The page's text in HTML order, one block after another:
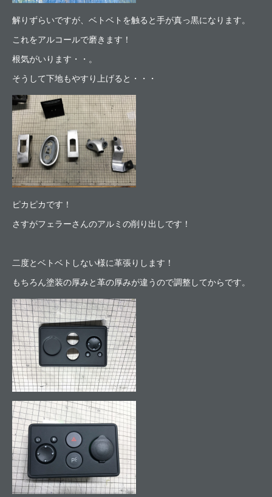
解りずらいですが、ベトベトを触ると手が真っ黒になります。
これをアルコールで磨きます！
根気がいります・・。
そうして下地もやすり上げると・・・
ピカピカです！
さすがフェラーさんのアルミの削り出しです！
二度とベトベトしない様に革張りします！
もちろん塗装の厚みと革の厚みが違うので調整してからです。